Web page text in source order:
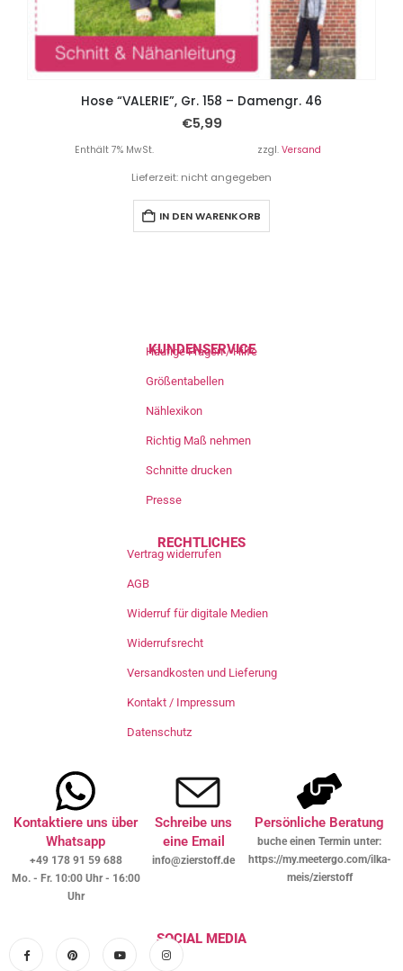
Hose “VALERIE”, Gr. 158 – Damengr. 46
€5,99
Enthält 7% MwSt. zzgl. Versand
Lieferzeit: nicht angegeben
IN DEN WARENKORB
KUNDENSERVICE
Häufige Fragen / Hilfe
Größentabellen
Nählexikon
Richtig Maß nehmen
Schnitte drucken
Presse
RECHTLICHES
Vertrag widerrufen
AGB
Widerruf für digitale Medien
Widerrufsrecht
Versandkosten und Lieferung
Kontakt / Impressum
Datenschutz
Kontaktiere uns über
Whatsapp
+49 178 91 59 688
Mo. - Fr. 10:00 Uhr - 16:00
Uhr
Schreibe uns
eine Email
info@zierstoff.de
Persönliche Beratung
buche einen Termin unter:
https://my.meetergo.com/ilka-
meis/zierstoff
SOCIAL MEDIA